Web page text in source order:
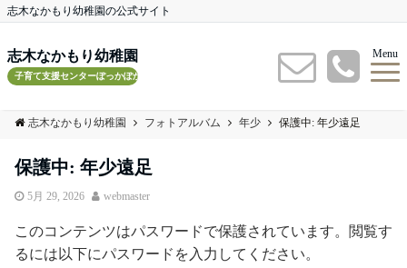
志木なかもり幼稚園の公式サイト
志木なかもり幼稚園
子育て支援センターぽっかぽかルーム
Menu
志木なかもり幼稚園 フォトアルバム 年少 保護中: 年少遠足
保護中: 年少遠足
5月 29, 2026 webmaster
このコンテンツはパスワードで保護されています。閲覧す
るには以下にパスワードを入力してください。